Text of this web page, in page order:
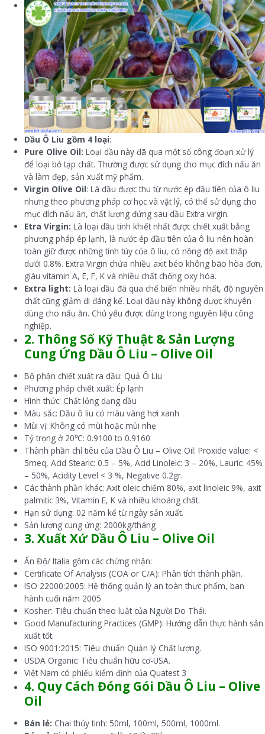
Dầu Ô Liu gồm 4 loại:
Pure Olive Oil: Loại dầu này đã qua một số công đoạn xử lý
để loại bỏ tạp chất. Thường được sử dụng cho mục đích nấu ăn
và làm đẹp, sản xuất mỹ phẩm.
Virgin Olive Oil: Là dầu được thu từ nước ép đầu tiên của ô liu
nhưng theo phương pháp cơ học và vật lý, có thể sử dụng cho
mục đích nấu ăn, chất lượng đứng sau dầu Extra virgin.
Etra Virgin: Là loại dầu tinh khiết nhất được chiết xuất bằng
phương pháp ép lạnh, là nước ép đầu tiên của ô liu nên hoàn
toàn giữ được những tinh túy của ô liu, có nồng độ axit thấp
dưới 0.8%. Extra Virgin chứa nhiều axit béo không bão hòa đơn,
giàu vitamin A, E, F, K và nhiều chất chống oxy hóa.
Extra light:Là loại dầu đã qua chế biến nhiều nhất, độ nguyên
chất cũng giảm đi đáng kể. Loại dầu này không được khuyên
dùng cho nấu ăn. Chủ yếu được dùng trong nguyên liệu công
nghiệp.
2. Thông Số Kỹ Thuật & Sản Lượng
Cung Ứng Dầu Ô Liu – Olive Oil
Bộ phận chiết xuất ra dầu: Quả Ô Liu
Phương pháp chiết xuất: Ép lạnh
Hình thức: Chất lỏng dạng dầu
Màu sắc: Dầu ô liu có màu vàng hơi xanh
Mùi vị: Không có mùi hoặc mùi nhẹ
Tỷ trọng ở 20℃: 0.9100 to 0.9160
Thành phần chỉ tiêu của Dầu Ô Liu – Olive Oil: Proxide value: <
5meq, Acid Stearic: 0.5 – 5%, Acid Linoleic: 3 – 20%, Lauric: 45%
– 50%, Acidity Level < 3 %, Negative 0.2gr.
Các thành phần khác: Axit oleic chiếm 80%, axit linoleic 9%, axit
palmitic 3%, Vitamin E, K và nhiều khoáng chất.
Hạn sử dụng: 02 năm kể từ ngày sản xuất.
Sản lượng cung ứng: 2000kg/tháng
3. Xuất Xứ Dầu Ô Liu – Olive Oil
Ấn Độ/ Italia gồm các chứng nhận:
Certificate Of Analysis (COA or C/A): Phân tích thành phần.
ISO 22000:2005: Hệ thống quản lý an toàn thực phẩm, ban
hành cuối năm 2005
Kosher: Tiêu chuẩn theo luật của Người Do Thái.
Good Manufacturing Practices (GMP): Hướng dẫn thực hành sản
xuất tốt.
ISO 9001:2015: Tiêu chuẩn Quản lý Chất lượng.
USDA Organic: Tiêu chuẩn hữu cơ-USA.
Việt Nam có phiếu kiểm định của Quatest 3
4. Quy Cách Đóng Gói Dầu Ô Liu – Olive
Oil
Bán lẻ: Chai thủy tinh: 50ml, 100ml, 500ml, 1000ml.